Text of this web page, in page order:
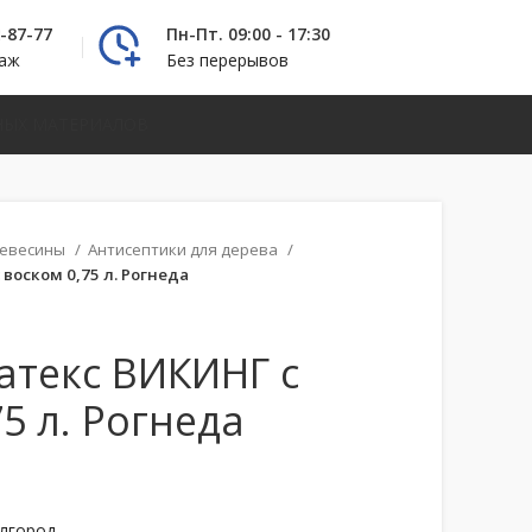
87-77
Пн-Пт. 09:00 - 17:30
Без перерывов
Антисептики для дерева
0,75 л. Рогнеда
ВИКИНГ с
л. Рогнеда